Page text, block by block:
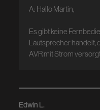
A: Hallo Martin,
Es gibt keine
Lautsprecher handelt,
AVR mit Strom
Edwin L.